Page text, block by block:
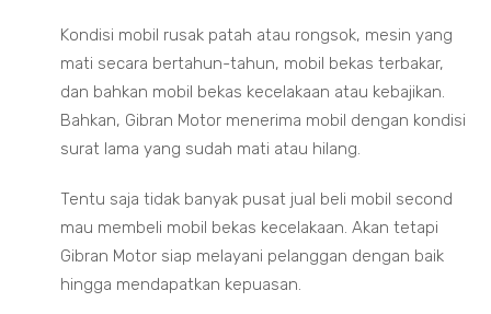
Kondisi mobil rusak patah atau rongsok, mesin yang
mati secara bertahun-tahun, mobil bekas terbakar,
dan bahkan mobil bekas kecelakaan atau kebajikan.
Bahkan, Gibran Motor menerima mobil dengan kondisi
surat lama yang sudah mati atau hilang.
Tentu saja tidak banyak pusat jual beli mobil second
mau membeli mobil bekas kecelakaan. Akan tetapi
Gibran Motor siap melayani pelanggan dengan baik
hingga mendapatkan kepuasan.